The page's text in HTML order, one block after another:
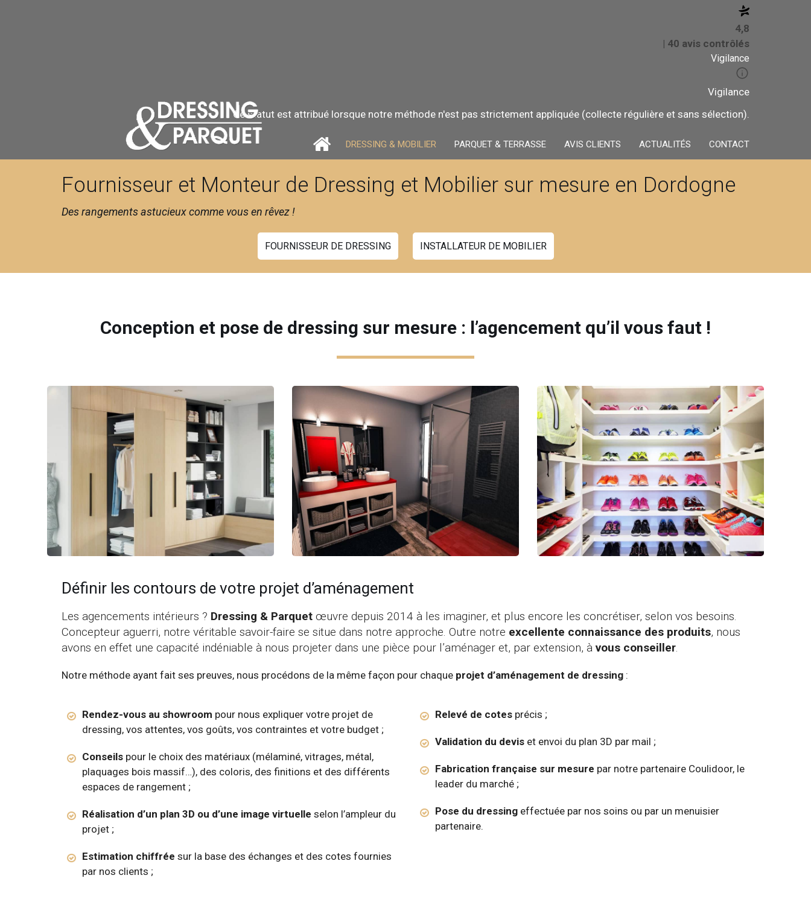
4,8
| 40 avis contrôlés
Vigilance
Vigilance
Ce statut est attribué lorsque notre méthode n'est pas strictement appliquée (collecte régulière et sans sélection).
DRESSING & MOBILIER PARQUET & TERRASSE AVIS CLIENTS ACTUALITÉS CONTACT
Fournisseur et Monteur de Dressing et Mobilier sur mesure en Dordogne
Des rangements astucieux comme vous en rêvez !
FOURNISSEUR DE DRESSING INSTALLATEUR DE MOBILIER
Conception et pose de dressing sur mesure : l’agencement qu’il vous faut !
Définir les contours de votre projet d’aménagement
Les agencements intérieurs ? Dressing & Parquet œuvre depuis 2014 à les imaginer, et plus encore les concrétiser, selon vos besoins.
Concepteur aguerri, notre véritable savoir-faire se situe dans notre approche. Outre notre excellente connaissance des produits, nous
avons en effet une capacité indéniable à nous projeter dans une pièce pour l’aménager et, par extension, à vous conseiller.
Notre méthode ayant fait ses preuves, nous procédons de la même façon pour chaque projet d’aménagement de dressing :
Rendez-vous au showroom pour nous expliquer votre projet de
dressing, vos attentes, vos goûts, vos contraintes et votre budget ;
Conseils pour le choix des matériaux (mélaminé, vitrages, métal,
plaquages bois massif…), des coloris, des finitions et des différents
espaces de rangement ;
Réalisation d’un plan 3D ou d’une image virtuelle selon l’ampleur du
projet ;
Estimation chiffrée sur la base des échanges et des cotes fournies
par nos clients ;
Relevé de cotes précis ;
Validation du devis et envoi du plan 3D par mail ;
Fabrication française sur mesure par notre partenaire Coulidoor, le
leader du marché ;
Pose du dressing effectuée par nos soins ou par un menuisier
partenaire.